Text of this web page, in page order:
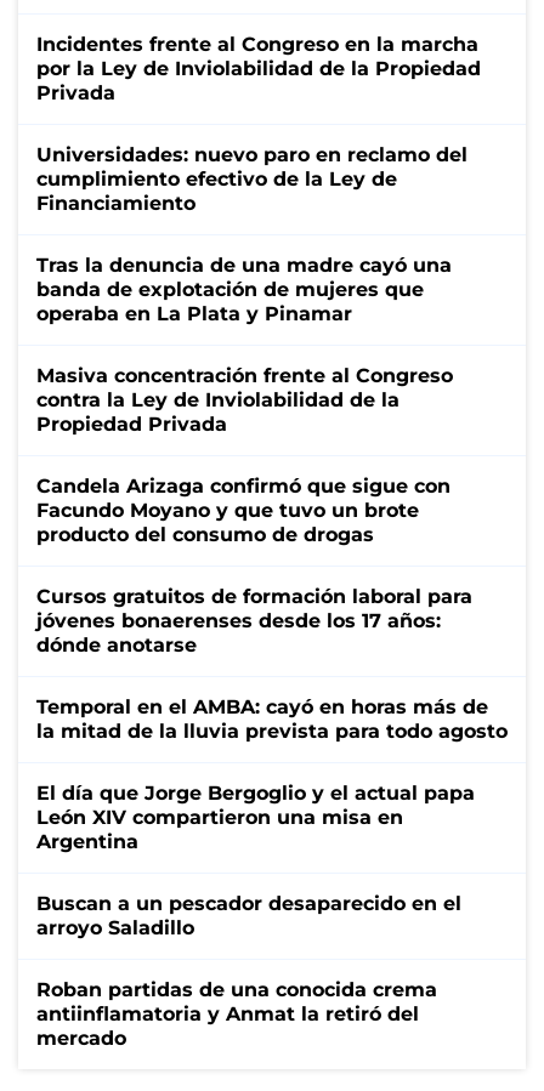
Incidentes frente al Congreso en la marcha
por la Ley de Inviolabilidad de la Propiedad
Privada
Universidades: nuevo paro en reclamo del
cumplimiento efectivo de la Ley de
Financiamiento
Tras la denuncia de una madre cayó una
banda de explotación de mujeres que
operaba en La Plata y Pinamar
Masiva concentración frente al Congreso
contra la Ley de Inviolabilidad de la
Propiedad Privada
Candela Arizaga confirmó que sigue con
Facundo Moyano y que tuvo un brote
producto del consumo de drogas
Cursos gratuitos de formación laboral para
jóvenes bonaerenses desde los 17 años:
dónde anotarse
Temporal en el AMBA: cayó en horas más de
la mitad de la lluvia prevista para todo agosto
El día que Jorge Bergoglio y el actual papa
León XIV compartieron una misa en
Argentina
Buscan a un pescador desaparecido en el
arroyo Saladillo
Roban partidas de una conocida crema
antiinflamatoria y Anmat la retiró del
mercado